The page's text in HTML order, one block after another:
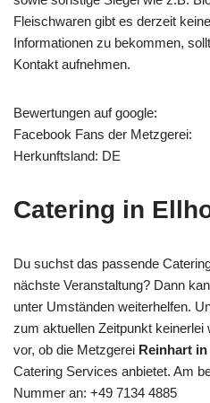
Fleischwaren gibt es derzeit
Informationen zu bekommen,
Kontakt aufnehmen.
Bewertungen auf google:
Facebook Fans der Metzgerei:
Herkunftsland: DE
Catering in
Du suchst das passende
nächste Veranstaltung? Dann
unter Umständen weiterhelfen.
zum aktuellen Zeitpunkt keinerlei
vor, ob die Metzgerei Reinhart
Catering Services anbietet. Am
Nummer an: +49 7134 4885